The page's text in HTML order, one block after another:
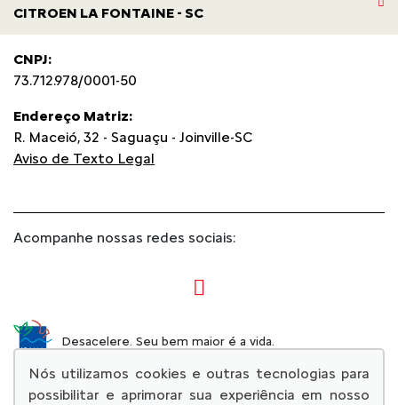
CITROEN LA FONTAINE - SC
CNPJ:
73.712.978/0001-50
Endereço Matriz:
R. Maceió, 32 - Saguaçu - Joinville-SC
Aviso de Texto Legal
Acompanhe nossas redes sociais:
Desacelere. Seu bem maior é a vida.
Nós utilizamos cookies e outras tecnologias para
possibilitar e aprimorar sua experiência em nosso